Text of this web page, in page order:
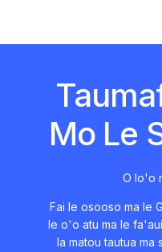
Mo Le
O lo'o
Fai le osooso ma le
le o'o atu ma le
la matou tautua ma